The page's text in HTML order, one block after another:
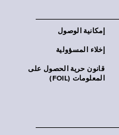
إمكانية الوصول
إخلاء المسؤولية
قانون حرية الحصول على
المعلومات (FOIL)